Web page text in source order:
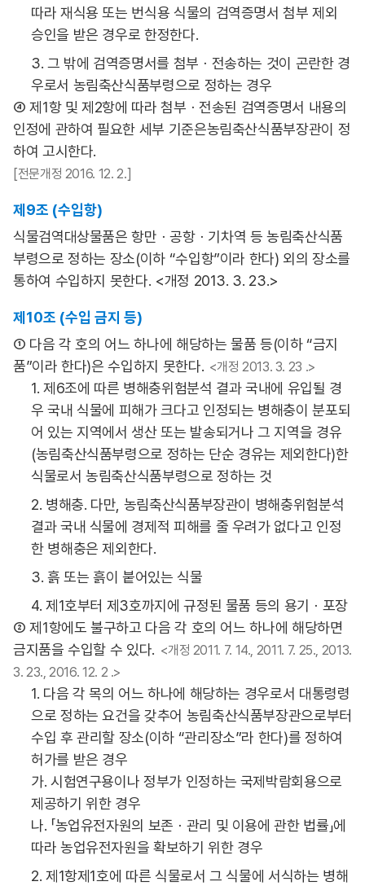
따라 재식용 또는 번식용 식물의 검역증명서 첨부 제외
승인을 받은 경우로 한정한다.
3. 그 밖에 검역증명서를 첨부ㆍ전송하는 것이 곤란한 경
우로서 농림축산식품부령으로 정하는 경우
④ 제1항 및 제2항에 따라 첨부ㆍ전송된 검역증명서 내용의
인정에 관하여 필요한 세부 기준은농림축산식품부장관이 정
하여 고시한다.
[전문개정 2016. 12. 2.]
제9조 (수입항)
식물검역대상물품은 항만ㆍ공항ㆍ기차역 등 농림축산식품
부령으로 정하는 장소(이하 “수입항”이라 한다) 외의 장소를
통하여 수입하지 못한다. <개정 2013. 3. 23.>
제10조 (수입 금지 등)
① 다음 각 호의 어느 하나에 해당하는 물품 등(이하 “금지
품”이라 한다)은 수입하지 못한다. <개정 2013. 3. 23 .>
1. 제6조에 따른 병해충위험분석 결과 국내에 유입될 경
우 국내 식물에 피해가 크다고 인정되는 병해충이 분포되
어 있는 지역에서 생산 또는 발송되거나 그 지역을 경유
(농림축산식품부령으로 정하는 단순 경유는 제외한다)한
식물로서 농림축산식품부령으로 정하는 것
2. 병해충. 다만, 농림축산식품부장관이 병해충위험분석
결과 국내 식물에 경제적 피해를 줄 우려가 없다고 인정
한 병해충은 제외한다.
3. 흙 또는 흙이 붙어있는 식물
4. 제1호부터 제3호까지에 규정된 물품 등의 용기ㆍ포장
② 제1항에도 불구하고 다음 각 호의 어느 하나에 해당하면
금지품을 수입할 수 있다. <개정 2011. 7. 14., 2011. 7. 25., 2013.
3. 23., 2016. 12. 2 .>
1. 다음 각 목의 어느 하나에 해당하는 경우로서 대통령령
으로 정하는 요건을 갖추어 농림축산식품부장관으로부터
수입 후 관리할 장소(이하 “관리장소”라 한다)를 정하여
허가를 받은 경우
가. 시험연구용이나 정부가 인정하는 국제박람회용으로
제공하기 위한 경우
나. 「농업유전자원의 보존ㆍ관리 및 이용에 관한 법률」에
따라 농업유전자원을 확보하기 위한 경우
2. 제1항제1호에 따른 식물로서 그 식물에 서식하는 병해